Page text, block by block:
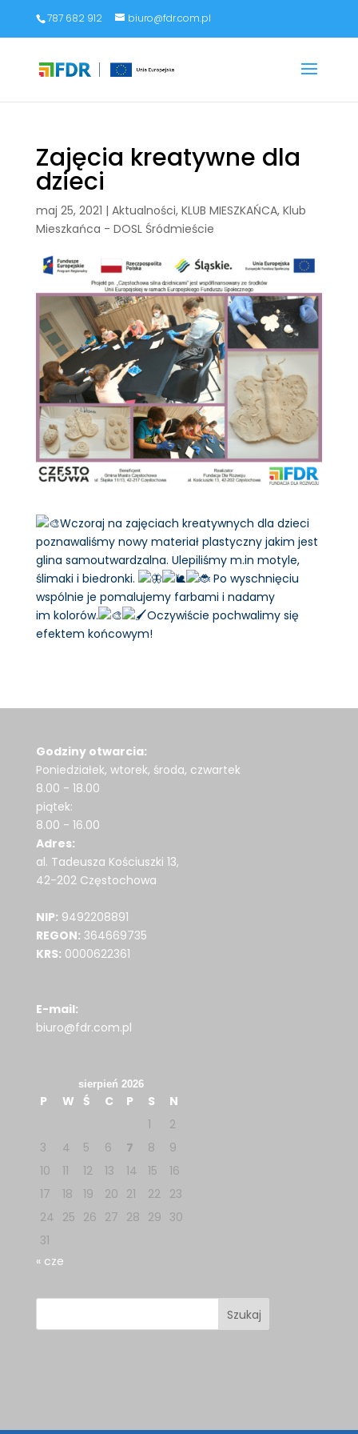
787 682 912 biuro@fdr.com.pl
Zajęcia kreatywne dla
dzieci
maj 25, 2021 | Aktualności, KLUB MIESZKAŃCA, Klub
Mieszkańca - DOSL Śródmieście
Wczoraj na zajęciach kreatywnych dla dzieci
poznawaliśmy nowy materiał plastyczny jakim jest
glina samoutwardzalna. Ulepiliśmy m.in motyle,
ślimaki i biedronki.
Po wyschnięciu
wspólnie je pomalujemy farbami i nadamy
im kolorów.
Oczywiście pochwalimy się
efektem końcowym!
Godziny otwarcia:
Poniedziałek, wtorek, środa, czwartek
8.00 - 18.00
piątek:
8.00 - 16.00
Adres:
al. Tadeusza Kościuszki 13,
42-202 Częstochowa
NIP: 9492208891
REGON: 364669735
KRS: 0000622361
E-mail:
biuro@fdr.com.pl
sierpień 2026
P W Ś C P S
N
1
2
3
4 5 6 7 8
9
10
11 12 13 14 15
16
17
18 19 20 21 22
23
24 25 26 27 28 29 30
31
« cze